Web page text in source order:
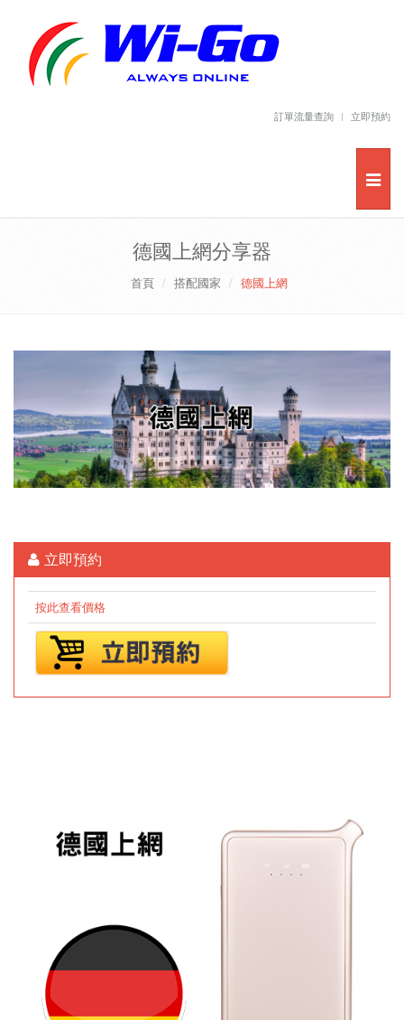
訂單流量查詢 立即預約
德國上網分享器
首頁 搭配國家 德國上網
立即預約
按此查看價格